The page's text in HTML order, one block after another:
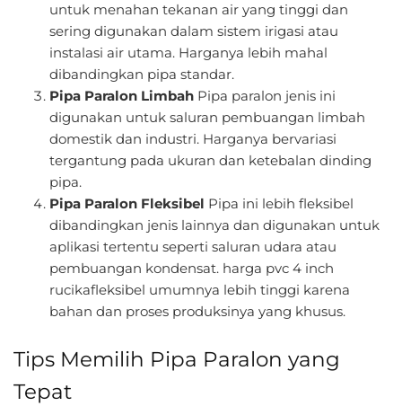
untuk menahan tekanan air yang tinggi dan
sering digunakan dalam sistem irigasi atau
instalasi air utama. Harganya lebih mahal
dibandingkan pipa standar.
Pipa Paralon Limbah Pipa paralon jenis ini
digunakan untuk saluran pembuangan limbah
domestik dan industri. Harganya bervariasi
tergantung pada ukuran dan ketebalan dinding
pipa.
Pipa Paralon Fleksibel Pipa ini lebih fleksibel
dibandingkan jenis lainnya dan digunakan untuk
aplikasi tertentu seperti saluran udara atau
pembuangan kondensat. harga pvc 4 inch
rucikafleksibel umumnya lebih tinggi karena
bahan dan proses produksinya yang khusus.
Tips Memilih Pipa Paralon yang
Tepat